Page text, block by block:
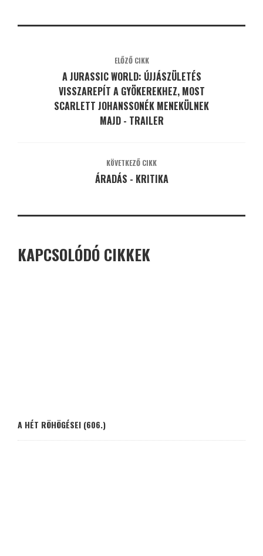
ELŐZŐ CIKK
A JURASSIC WORLD: ÚJJÁSZÜLETÉS
VISSZAREPÍT A GYÖKEREKHEZ, MOST
SCARLETT JOHANSSONÉK MENEKÜLNEK
MAJD - TRAILER
KÖVETKEZŐ CIKK
ÁRADÁS - KRITIKA
KAPCSOLÓDÓ CIKKEK
A HÉT RÖHÖGÉSEI (606.)